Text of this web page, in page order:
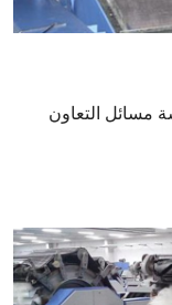
مسائل التعاون